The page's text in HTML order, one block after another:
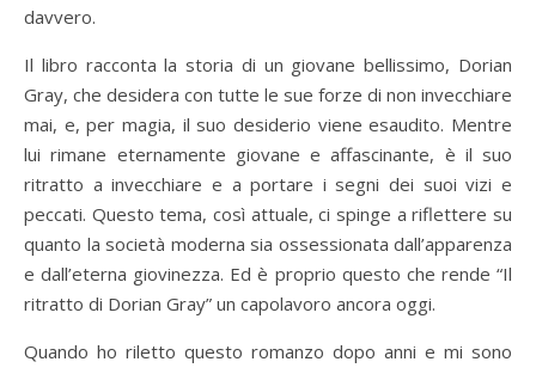
davvero.
Il libro racconta la storia di un giovane bellissimo, Dorian
Gray, che desidera con tutte le sue forze di non invecchiare
mai, e, per magia, il suo desiderio viene esaudito. Mentre
lui rimane eternamente giovane e affascinante, è il suo
ritratto a invecchiare e a portare i segni dei suoi vizi e
peccati. Questo tema, così attuale, ci spinge a riflettere su
quanto la società moderna sia ossessionata dall’apparenza
e dall’eterna giovinezza. Ed è proprio questo che rende “Il
ritratto di Dorian Gray” un capolavoro ancora oggi.
Quando ho riletto questo romanzo dopo anni e mi sono